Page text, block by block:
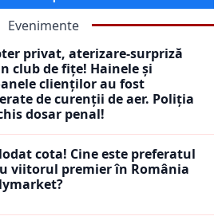
Evenimente
privat, aterizare-surpriză
club de fițe! Hainele și
clienților au fost
de curenții de aer. Poliția
dosar penal!
cota! Cine este preferatul
viitorul premier în România